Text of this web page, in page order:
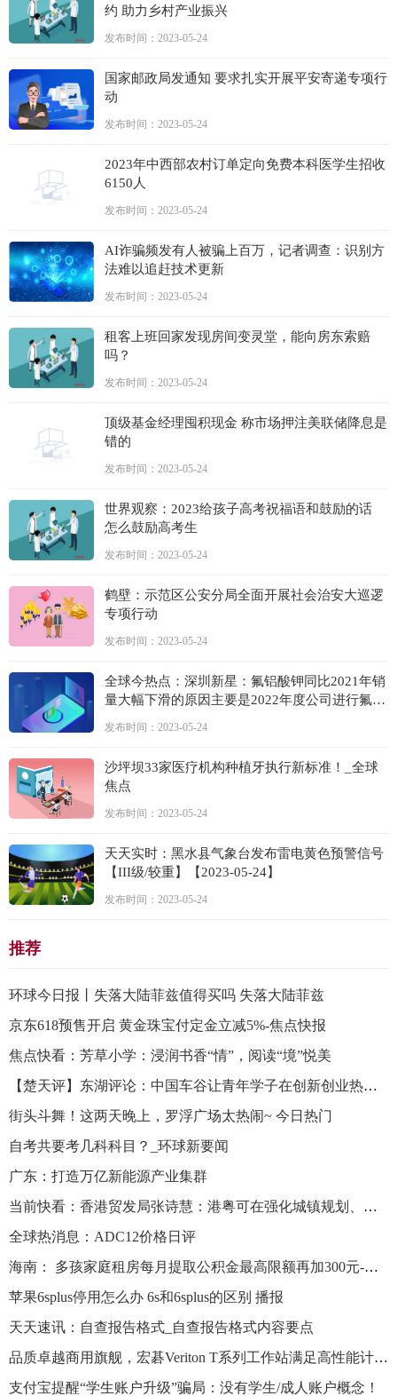
约 助力乡村产业振兴
发布时间：2023-05-24
国家邮政局发通知 要求扎实开展平安寄递专项行
动
发布时间：2023-05-24
2023年中西部农村订单定向免费本科医学生招收
6150人
发布时间：2023-05-24
AI诈骗频发有人被骗上百万，记者调查：识别方
法难以追赶技术更新
发布时间：2023-05-24
租客上班回家发现房间变灵堂，能向房东索赔
吗？
发布时间：2023-05-24
顶级基金经理囤积现金 称市场押注美联储降息是
错的
发布时间：2023-05-24
世界观察：2023给孩子高考祝福语和鼓励的话
怎么鼓励高考生
发布时间：2023-05-24
鹤壁：示范区公安分局全面开展社会治安大巡逻
专项行动
发布时间：2023-05-24
全球今热点：深圳新星：氟铝酸钾同比2021年销
量大幅下滑的原因主要是2022年度公司进行氟铝
酸钾和钎焊剂，提高副产品的附加值
发布时间：2023-05-24
沙坪坝33家医疗机构种植牙执行新标准！_全球
焦点
发布时间：2023-05-24
天天实时：黑水县气象台发布雷电黄色预警信号
【III级/较重】【2023-05-24】
发布时间：2023-05-24
推荐
环球今日报丨失落大陆菲兹值得买吗 失落大陆菲兹
京东618预售开启 黄金珠宝付定金立减5%-焦点快报
焦点快看：芳草小学：浸润书香“情”，阅读“境”悦美
【楚天评】东湖评论：中国车谷让青年学子在创新创业热土上大放异彩-全球快播
街头斗舞！这两天晚上，罗浮广场太热闹~ 今日热门
自考共要考几科科目？_环球新要闻
广东：打造万亿新能源产业集群
当前快看：香港贸发局张诗慧：港粤可在强化城镇规划、建设公路铁路等方面加强合作
全球热消息：ADC12价格日评
海南： 多孩家庭租房每月提取公积金最高限额再加300元-焦点简讯
苹果6splus停用怎么办 6s和6splus的区别 播报
天天速讯：自查报告格式_自查报告格式内容要点
品质卓越商用旗舰，宏碁Veriton T系列工作站满足高性能计算需求
支付宝提醒“学生账户升级”骗局：没有学生/成人账户概念！